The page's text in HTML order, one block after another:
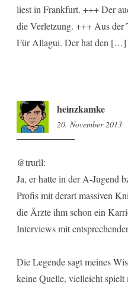
liest in Frankfurt. +++ Der
die Verletzung. +++ Aus
Für Allagui. Der hat den […]
heinzkamke
20. November 2013
@trurll:
Ja, er hatte in der A-Jugend
Profis mit derart massiven
die Ärzte ihm schon ein
Interviews mit
Die Legende sagt meines
keine Quelle, vielleicht